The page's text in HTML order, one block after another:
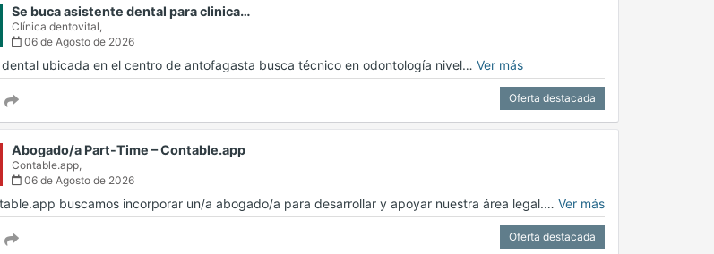
Se buca asistente dental para clinica…
Clínica dentovital,
06 de Agosto de 2026
dental ubicada en el centro de antofagasta busca técnico en odontología nivel… Ver más
Oferta destacada
Abogado/a Part-Time – Contable.app
Contable.app,
06 de Agosto de 2026
buscamos incorporar un/a abogado/a para desarrollar y apoyar nuestra área legal.… Ver más
Oferta destacada